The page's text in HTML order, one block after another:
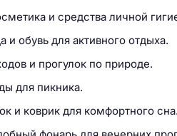
и средства личной
и обувь для активного отдыха.
и прогулок по природе.
для пикника.
и коврик для комфортного сна.